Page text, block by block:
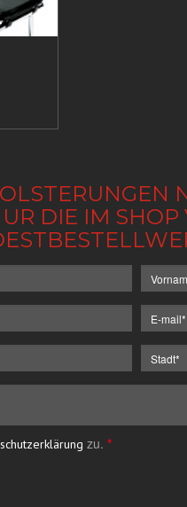
DIE IM
zu. *